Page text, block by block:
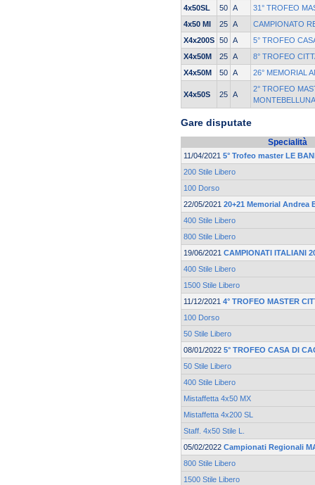
4x50SL
50 A
31° TROFEO
4x50 MI
25 A
CAMPIONATO
X4x200S 50 A
5° TROFEO
X4x50M
25 A
8° TROFEO
X4x50M
50 A 26° MEMORIAL
X4x50S 25 A
2° TROFEO
MONTEBELLUNA
Gare disputate
Specialità
11/04/2021 5° Trofeo master LE
200 Stile Libero
100 Dorso
22/05/2021 20+21 Memorial Andrea
400 Stile Libero
800 Stile Libero
19/06/2021 CAMPIONATI ITALIANI
400 Stile Libero
1500 Stile Libero
11/12/2021 4° TROFEO MASTER
100 Dorso
50 Stile Libero
08/01/2022 5° TROFEO CASA DI
50 Stile Libero
400 Stile Libero
Mistaffetta 4x50 MX
Mistaffetta 4x200 SL
Staff. 4x50 Stile L.
05/02/2022 Campionati Regionali
800 Stile Libero
1500 Stile Libero